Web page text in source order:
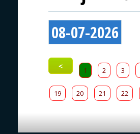
08-07-2026
< 1 2 3
19 20 21 22